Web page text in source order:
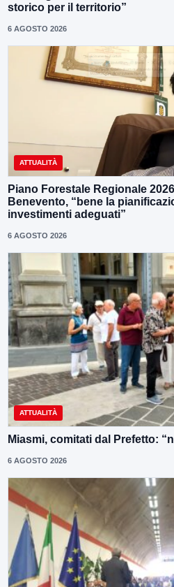
storico per il territorio”
6 AGOSTO 2026
ATTUALITÀ
Piano Forestale Regionale
Benevento, “bene la
investimenti adeguati”
6 AGOSTO 2026
ATTUALITÀ
Miasmi, comitati dal Prefetto:
6 AGOSTO 2026